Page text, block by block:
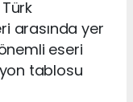
Türk
arasında yer
önemli eseri
tablosu